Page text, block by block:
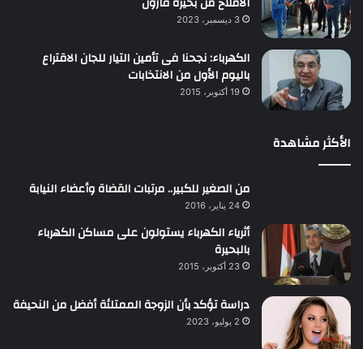
3 ديسمبر، 2023
الكهرباء: نجحنا فى تأمين التيار للجان الاقتراع
باليوم الأول من الانتخابات
19 أكتوبر، 2015
الأكثر مشاهدة
من الصغير للكبير.. مرتبات القضاة وأعضاء النيابة
24 يناير، 2016
أثرياء الكهرباء يستولون على مساكن الكهرباء
بالبحيرة
23 أكتوبر، 2015
دراسة تؤكد بأن الزوجة الممتلئة أفضل من النحيفة
2 يوليو، 2023